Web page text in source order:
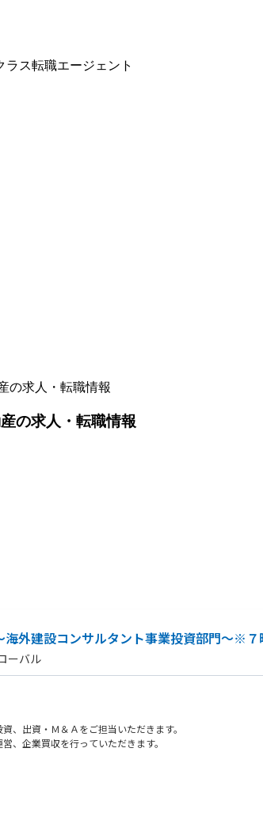
ラス転職エージェント
の求人・転職情報
の求人・転職情報
海外建設コンサルタント事業投資部門～※
ーバル
、出資・Ｍ＆Ａをご担当いただきます。
、企業買収を行っていただきます。
分析・事業性評価を担う体制を強化します。経営企画室